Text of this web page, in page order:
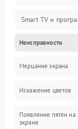
Smart TV и
Питание и запуск
Подсветка и
Звук и
Сигнал и приём
Неисправности
Мерцание экрана
Искажение цветов
Появление пятен на
экране